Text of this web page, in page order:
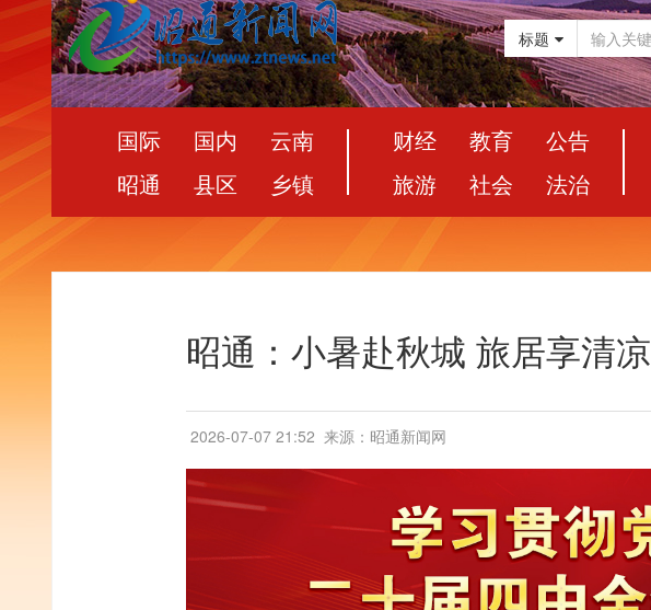
标题
国际 国内
云南
昭通
县区 乡镇
财经 教育
公告
旅游
社会 法治
昭通：小暑赴秋城 旅居享清凉
2026-07-07 21:52 来源：昭通新闻网